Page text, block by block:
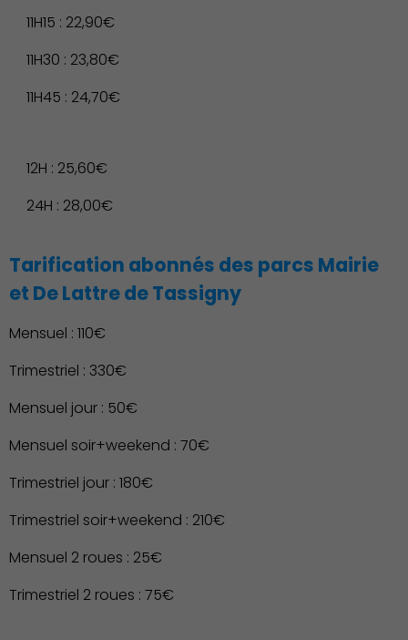
Publication des actes
11H15 : 22,90€
11H30 : 23,80€
11H45 : 24,70€
12H : 25,60€
24H : 28,00€
Tarification abonnés des parcs Mairie
et De Lattre de Tassigny
Mensuel : 110€
Trimestriel : 330€
Mensuel jour : 50€
Mensuel soir+weekend : 70€
Trimestriel jour : 180€
Trimestriel soir+weekend : 210€
Mensuel 2 roues : 25€
Trimestriel 2 roues : 75€